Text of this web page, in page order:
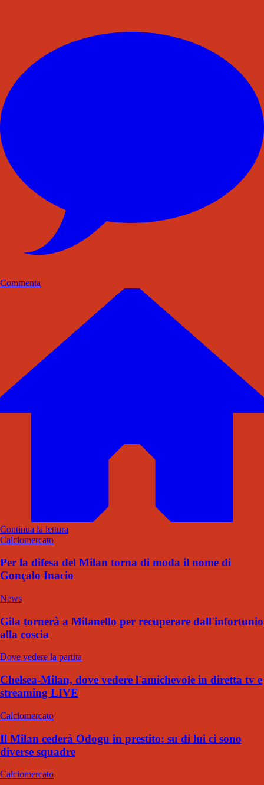
Commenta
Continua la lettura
Calciomercato
Per la difesa del Milan torna di moda il nome di
Gonçalo Inacio
News
Gila tornerà a Milanello per recuperare dall'infortunio
alla coscia
Dove vedere la partita
Chelsea-Milan, dove vedere l'amichevole in diretta tv e
streaming LIVE
Calciomercato
Il Milan cederà Odogu in prestito: su di lui ci sono
diverse squadre
Calciomercato